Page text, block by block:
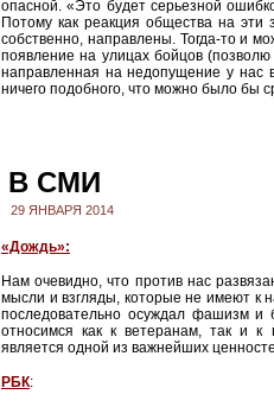
опасной. «Это будет серьезной
Потому как реакция общества на эти
собственно, направлены. Тогда-то и
появление на улицах бойцов
направленная на недопущение у нас
ничего подобного, что можно было бы
В СМИ
29 ЯНВАРЯ 2014
«Дождь»:
Нам очевидно, что против нас
мысли и взгляды, которые не имеют к
последовательно осуждал фашизм и
относимся как к ветеранам, так и к
является одной из важнейших
РБК: